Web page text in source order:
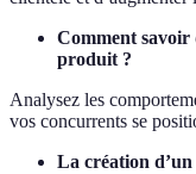
Comment savoir
produit ?
Analysez les
vos concurrents se
La création d’un